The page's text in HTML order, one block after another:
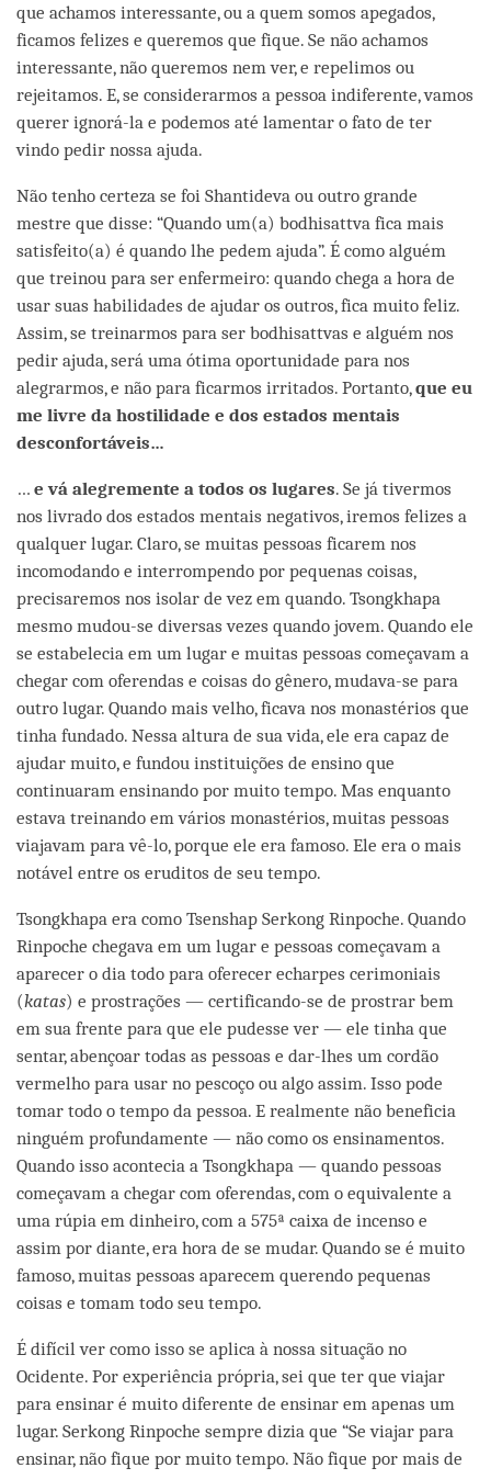
que achamos interessante, ou a quem somos apegados,
ficamos felizes e queremos que fique. Se não achamos
interessante, não queremos nem ver, e repelimos ou
rejeitamos. E, se considerarmos a pessoa indiferente, vamos
querer ignorá-la e podemos até lamentar o fato de ter
vindo pedir nossa ajuda.
Não tenho certeza se foi Shantideva ou outro grande
mestre que disse: “Quando um(a) bodhisattva fica mais
satisfeito(a) é quando lhe pedem ajuda”. É como alguém
que treinou para ser enfermeiro: quando chega a hora de
usar suas habilidades de ajudar os outros, fica muito feliz.
Assim, se treinarmos para ser bodhisattvas e alguém nos
pedir ajuda, será uma ótima oportunidade para nos
alegrarmos, e não para ficarmos irritados. Portanto,que eu
me livre da hostilidade e dos estados mentais
desconfortáveis…
… e vá alegremente a todos os lugares. Se já tivermos
nos livrado dos estados mentais negativos, iremos felizes a
qualquer lugar. Claro, se muitas pessoas ficarem nos
incomodando e interrompendo por pequenas coisas,
precisaremos nos isolar de vez em quando. Tsongkhapa
mesmo mudou-se diversas vezes quando jovem. Quando ele
se estabelecia em um lugar e muitas pessoas começavam a
chegar com oferendas e coisas do gênero, mudava-se para
outro lugar. Quando mais velho, ficava nos monastérios que
tinha fundado. Nessa altura de sua vida, ele era capaz de
ajudar muito, e fundou instituições de ensino que
continuaram ensinando por muito tempo. Mas enquanto
estava treinando em vários monastérios, muitas pessoas
viajavam para vê-lo, porque ele era famoso. Ele era o mais
notável entre os eruditos de seu tempo.
Tsongkhapa era como Tsenshap Serkong Rinpoche. Quando
Rinpoche chegava em um lugar e pessoas começavam a
aparecer o dia todo para oferecer echarpes cerimoniais
(katas) e prostrações — certificando-se de prostrar bem
em sua frente para que ele pudesse ver — ele tinha que
sentar, abençoar todas as pessoas e dar-lhes um cordão
vermelho para usar no pescoço ou algo assim. Isso pode
tomar todo o tempo da pessoa. E realmente não beneficia
ninguém profundamente — não como os ensinamentos.
Quando isso acontecia a Tsongkhapa — quando pessoas
começavam a chegar com oferendas, com o equivalente a
uma rúpia em dinheiro, com a 575ª caixa de incenso e
assim por diante, era hora de se mudar. Quando se é muito
famoso, muitas pessoas aparecem querendo pequenas
coisas e tomam todo seu tempo.
É difícil ver como isso se aplica à nossa situação no
Ocidente. Por experiência própria, sei que ter que viajar
para ensinar é muito diferente de ensinar em apenas um
lugar. Serkong Rinpoche sempre dizia que “Se viajar para
ensinar, não fique por muito tempo. Não fique por mais de